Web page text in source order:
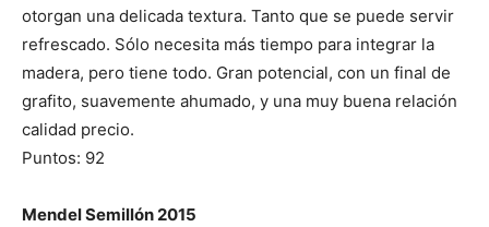
otorgan una delicada textura. Tanto que se puede servir
refrescado. Sólo necesita más tiempo para integrar la
madera, pero tiene todo. Gran potencial, con un final de
grafito, suavemente ahumado, y una muy buena relación
calidad precio.
Puntos: 92
Mendel Semillón 2015